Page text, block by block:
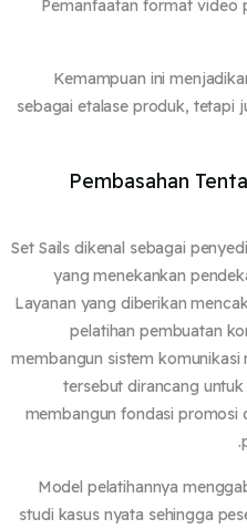
Pemanfaatan format
Kemampuan ini
sebagai etalase produk,
Pembasahan
Set Sails dikenal sebagai
yang menekankan
Layanan yang diberikan
pelatihan pembuatan
membangun sistem
tersebut dirancang
membangun fondasi
Model pelatihannya
studi kasus nyata sehingga